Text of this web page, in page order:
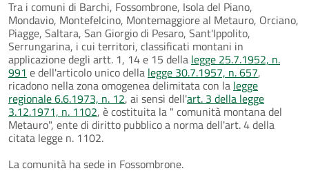
Tra i comuni di Barchi, Fossombrone, Isola del Piano,
Mondavio, Montefelcino, Montemaggiore al Metauro, Orciano,
Piagge, Saltara, San Giorgio di Pesaro, Sant'Ippolito,
Serrungarina, i cui territori, classificati montani in
applicazione degli artt. 1, 14 e 15 della legge 25.7.1952, n.
991 e dell'articolo unico della legge 30.7.1957, n. 657,
ricadono nella zona omogenea delimitata con la legge
regionale 6.6.1973, n. 12, ai sensi dell'art. 3 della legge
3.12.1971, n. 1102, è costituita la " comunità montana del
Metauro", ente di diritto pubblico a norma dell'art. 4 della
citata legge n. 1102.
La comunità ha sede in Fossombrone.